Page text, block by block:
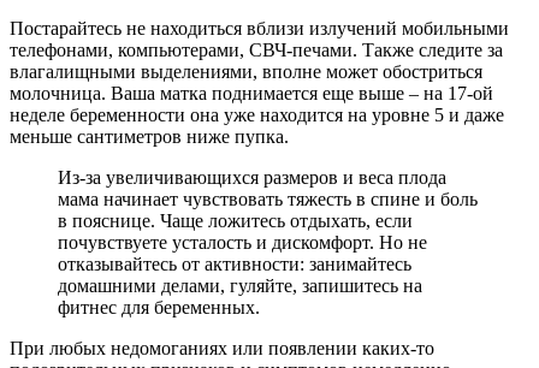
Постарайтесь не находиться вблизи излучений мобильными
телефонами, компьютерами, СВЧ-печами. Также следите за
влагалищными выделениями, вполне может обостриться
молочница. Ваша матка поднимается еще выше – на 17-ой
неделе беременности она уже находится на уровне 5 и даже
меньше сантиметров ниже пупка.
Из-за увеличивающихся размеров и веса плода
мама начинает чувствовать тяжесть в спине и боль
в пояснице. Чаще ложитесь отдыхать, если
почувствуете усталость и дискомфорт. Но не
отказывайтесь от активности: занимайтесь
домашними делами, гуляйте, запишитесь на
фитнес для беременных.
При любых недомоганиях или появлении каких-то